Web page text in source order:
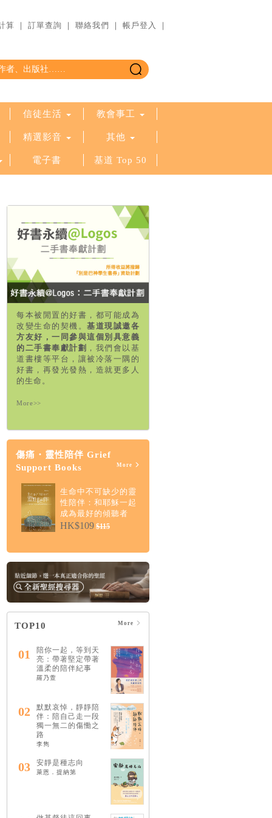
算 ｜ 訂單查詢 ｜ 聯絡我們 ｜ 帳戶登入 ｜
信徒生活 教會事工
精選影音 其他
電子書 基道 Top 50
每本被閒置的好書，都可能成為
改變生命的契機。基道現誠邀各
方友好，一同參與這個別具意義
的二手書奉獻計劃 ，我們會以基
道書樓等平台，讓被冷落一隅的
好書，再發光發熱，造就更多人
的生命。
More>>
傷痛・靈性陪伴 Grief
Support Books
More
生命中不可缺少的靈
性陪伴：和耶穌一起
成為最好的傾聽者
HK$109 $115
TOP10 More
01
陪你一起，等到天
亮：帶著堅定帶著
溫柔的陪伴紀事
羅乃萱
02
默默哀悼，靜靜陪
伴：陪自己走一段
獨一無二的傷慟之
路
李雋
03 安靜是種志向
萊恩．提納第